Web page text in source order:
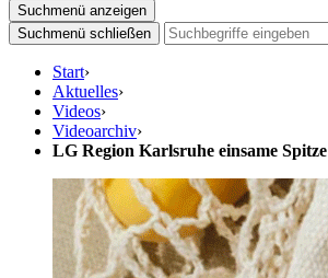
Suchmenü anzeigen
Suchmenü schließen
Start›
Aktuelles›
Videos›
Videoarchiv›
LG Region Karlsruhe einsame Spitze